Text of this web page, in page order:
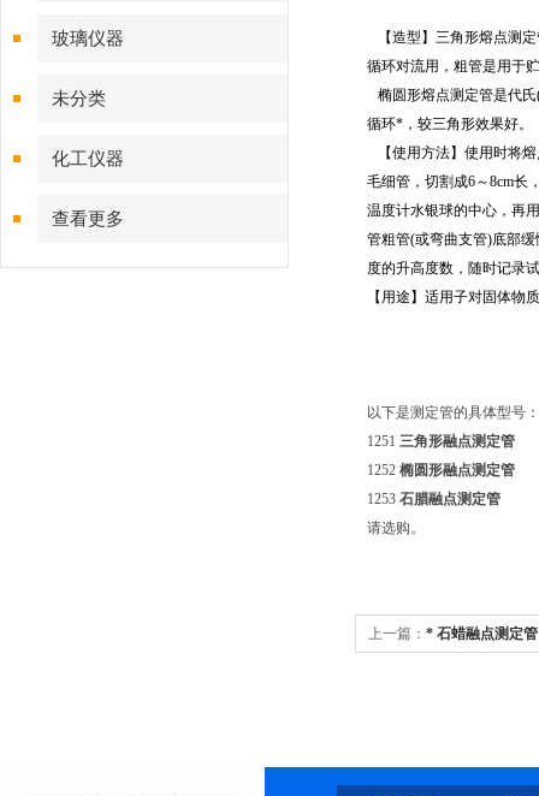
玻璃仪器
未分类
化工仪器
查看更多
【造型】三角形熔点测
循环对流用，粗管是用于
椭圆形熔点测定管是代
循环*，较三角形效果好。
【使用方法】使用时将
毛细管，切割成6～8cm长
温度计水银球的中心，再
管粗管(或弯曲支管)底部
度的升高度数，随时记录
【用途】适用子对固体物
以下是测定管的具体型号：
1251 三角形融点测定管
1252 椭圆形融点测定管
1253 石腊融点测定管
请选购。
上一篇： * 石蜡融点测定管